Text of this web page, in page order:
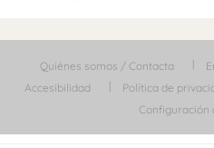
Quiénes somos / Contacta
Accesibilidad
Política de
Configuración